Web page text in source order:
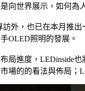
向世界展示，如何為
外，也已在本月推
OLED照明的發展。
局進度，LEDinside
場的的看法與佈局